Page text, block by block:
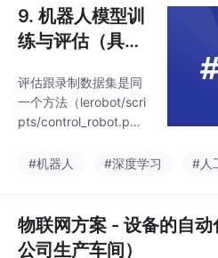
9. 机器人模型训
练与评估（具身
件）
评估跟录制数据集是同
一个方法（lerobot/scri
pts/control_robot.p
为输入，下面命令可以
#机器人 #深度学习 #人
物联网方案 - 设备的自
公司生产车间）